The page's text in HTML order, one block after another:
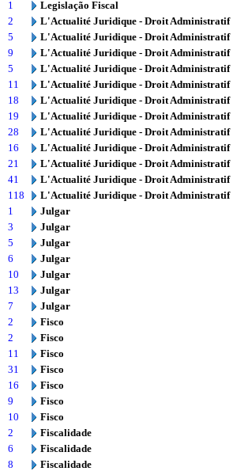
1
Legislação Fiscal
2
L'Actualité Juridique - Droit Administratif
5
L'Actualité Juridique - Droit Administratif
9
L'Actualité Juridique - Droit Administratif
5
L'Actualité Juridique - Droit Administratif
11
L'Actualité Juridique - Droit Administratif
18
L'Actualité Juridique - Droit Administratif
19
L'Actualité Juridique - Droit Administratif
28
L'Actualité Juridique - Droit Administratif
16
L'Actualité Juridique - Droit Administratif
21
L'Actualité Juridique - Droit Administratif
41
L'Actualité Juridique - Droit Administratif
118
L'Actualité Juridique - Droit Administratif
1
Julgar
3
Julgar
5
Julgar
6
Julgar
10
Julgar
13
Julgar
7
Julgar
2
Fisco
2
Fisco
11
Fisco
31
Fisco
16
Fisco
9
Fisco
10
Fisco
2
Fiscalidade
6
Fiscalidade
8
Fiscalidade